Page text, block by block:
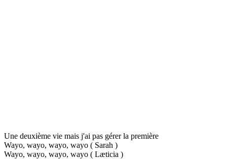
Une deuxième vie mais j'ai pas gérer la première
Wayo, wayo, wayo, wayo ( Sarah )
Wayo, wayo, wayo, wayo ( Læticia )